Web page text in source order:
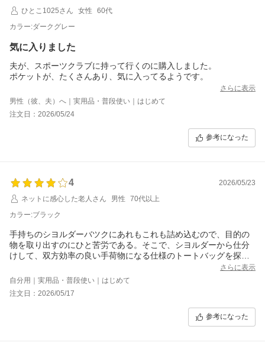
ひとこ1025さん
女性
60代
カラー:ダークグレー
気に入りました
夫が、スポーツクラブに持って行くのに購入しました。
ポケットが、たくさんあり、気に入ってるようです。
さらに表示
男性（彼、夫）へ｜実用品・普段使い｜はじめて
注文日：2026/05/24
参考になった
4
2026/05/23
ネットに感心した老人さん
男性
70代以上
カラー:ブラック
手持ちのシヨルダーバツクにあれもこれも詰め込むので、目的の
物を取り出すのにひと苦労である。そこで、シヨルダーから仕分
けして、双方効率の良い手荷物になる仕様のトートバッグを探
し、この製品を発見した。ポケットが多いのて、収納を工夫する
楽しみもある。良い商品を取りあつかつていると思う。
さらに表示
自分用｜実用品・普段使い｜はじめて
注文日：2026/05/17
参考になった